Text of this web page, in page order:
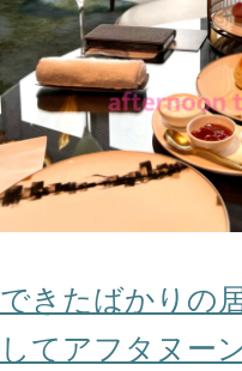
できたばかりの
してアフタヌー